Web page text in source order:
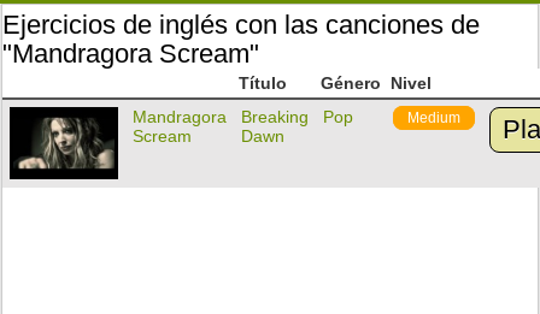
Ejercicios de inglés con las canciones de
"Mandragora Scream"
Título Género
Nivel
Mandragora
Scream
Breaking
Dawn
Pop Medium